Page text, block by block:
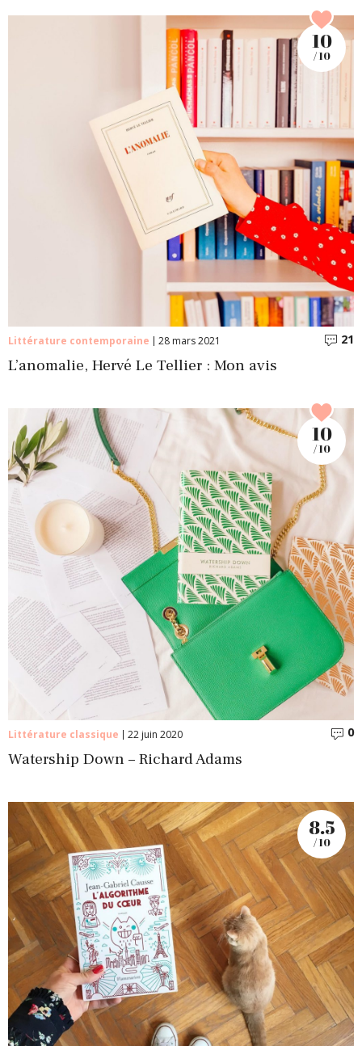
Littérature contemporaine 28 mars 2021 21
L’anomalie, Hervé Le Tellier : Mon avis
10
/ 10
Littérature classique 22 juin 2020 0
Watership Down – Richard Adams
10
/ 10
8.5
/ 10